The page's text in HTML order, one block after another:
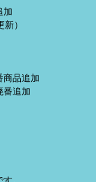
加
）
品追加
追加